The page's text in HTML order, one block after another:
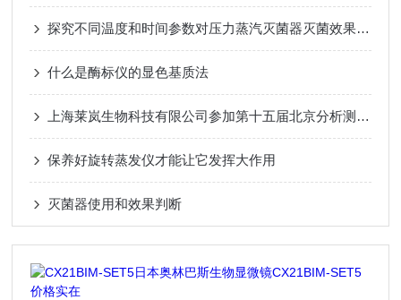
探究不同温度和时间参数对压力蒸汽灭菌器灭菌效果的影响
什么是酶标仪的显色基质法
上海莱岚生物科技有限公司参加第十五届北京分析测试学术报告会及展览会获得圆满成功
保养好旋转蒸发仪才能让它发挥大作用
灭菌器使用和效果判断